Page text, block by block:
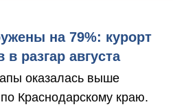
на 79%: курорт
в разгар августа
оказалась выше
Краснодарскому краю.